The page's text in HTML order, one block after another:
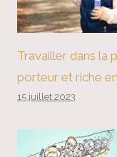
Travailler dans la
porteur et riche
15 juillet 2023